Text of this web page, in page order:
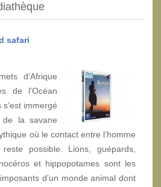
safari
d’Afrique
de l’Océan
immergé
de la savane
où le contact entre l’homme
possible. Lions, guépards,
et hippopotames sont les
d’un monde animal dont